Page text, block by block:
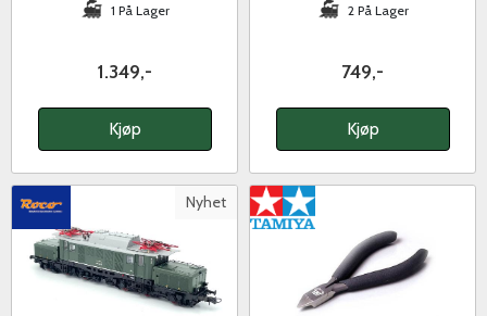
1 På Lager
1.349,-
Kjøp
2 På Lager
749,-
Kjøp
Nyhet